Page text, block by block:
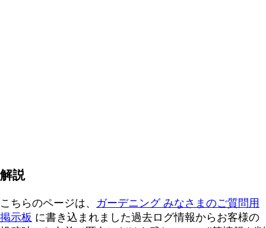
解説
こちらのページは、 ガーデニング みなさまのご質問用
掲示板 に書き込まれました過去ログ情報からお客様の